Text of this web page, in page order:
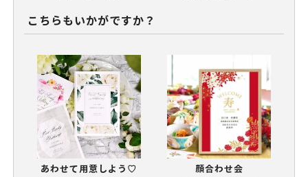
こちらもいかがですか？
あわせて用意しよう♡
顔合わせ会